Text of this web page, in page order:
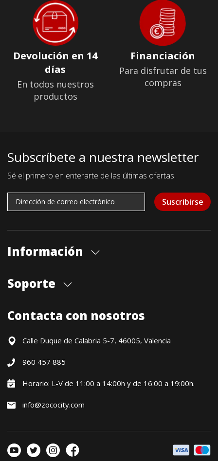
Devolución en 14
días
En todos nuestros
productos
Financiación
Para disfrutar de tus
compras
Subscríbete a nuestra newsletter
Sé el primero en enterarte de las últimas ofertas.
Suscribirse
Información
Cita previa tienda
Contacto
Soporte
Formas de pago
Devoluciones / Garantía
Política precio mínimo garantizado
Financiación CETELEM
Condiciones generales
Contacta con nosotros
Calle Duque de Calabria 5-7, 46005, Valencia
960 457 885
Horario: L-V de 11:00 a 14:00h y de 16:00 a 19:00h.
info@zococity.com